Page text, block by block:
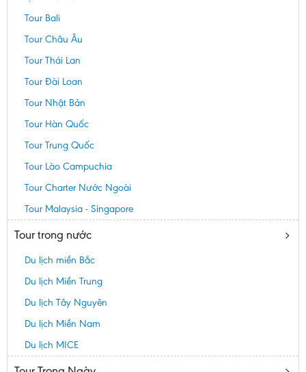
Tour Bali
Tour Châu Âu
Tour Thái Lan
Tour Đài Loan
Tour Nhật Bản
Tour Hàn Quốc
Tour Trung Quốc
Tour Lào Campuchia
Tour Charter Nước Ngoài
Tour Malaysia - Singapore
Tour trong nước
Du lịch miền Bắc
Du lịch Miền Trung
Du lịch Tây Nguyên
Du lịch Miền Nam
Du lịch MICE